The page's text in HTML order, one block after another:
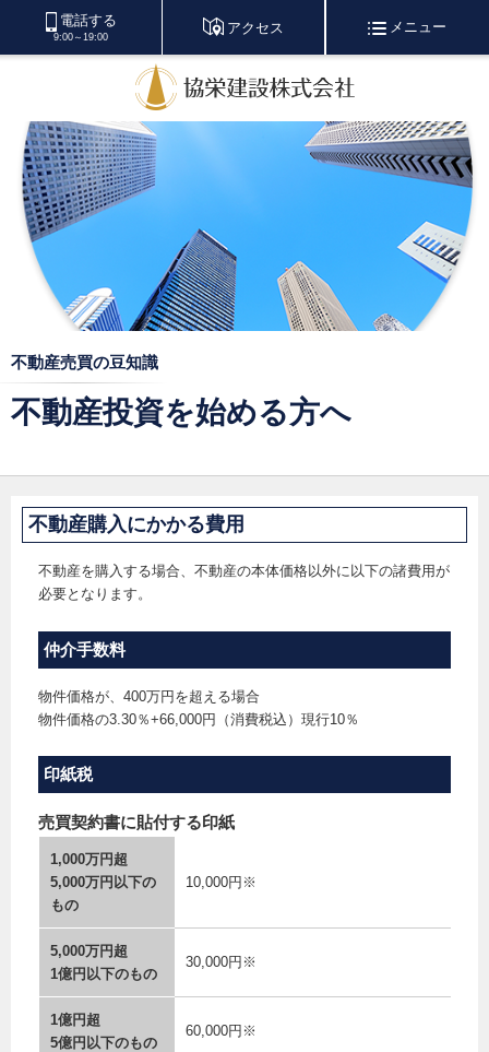
電話する
9:00～19:00
アクセス メニュー
不動産売買の豆知識
不動産投資を始める方へ
不動産購入にかかる費用
不動産を購入する場合、不動産の本体価格以外に以下の諸費用が
必要となります。
仲介手数料
物件価格が、400万円を超える場合
物件価格の3.30％+66,000円（消費税込）現行10％
印紙税
売買契約書に貼付する印紙
1,000万円超
5,000万円以下の
もの
10,000円※
5,000万円超
1億円以下のもの
30,000円※
1億円超
5億円以下のもの
60,000円※